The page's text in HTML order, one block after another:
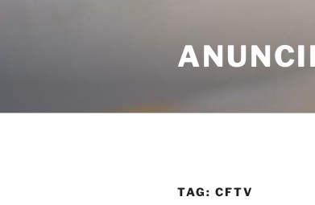
TAG: CFTV